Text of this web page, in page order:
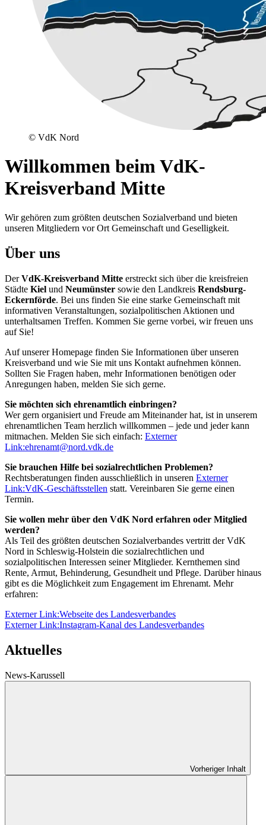
© VdK Nord
Willkommen beim VdK-
Kreisverband Mitte
Wir gehören zum größten deutschen Sozialverband und bieten
unseren Mitgliedern vor Ort Gemeinschaft und Geselligkeit.
Über uns
DerVdK-Kreisverband Mitte erstreckt sich über die kreisfreien
Städte Kiel und Neumünster sowie den Landkreis Rendsburg-
Eckernförde. Bei uns finden Sie eine starke Gemeinschaft mit
informativen Veranstaltungen, sozialpolitischen Aktionen und
unterhaltsamen Treffen. Kommen Sie gerne vorbei, wir freuen uns
auf Sie!
Auf unserer Homepage finden Sie Informationen über unseren
Kreisverband und wie Sie mit uns Kontakt aufnehmen können.
Sollten Sie Fragen haben, mehr Informationen benötigen oder
Anregungen haben, melden Sie sich gerne.
Sie möchten sich ehrenamtlich einbringen?
Wer gern organisiert und Freude am Miteinander hat, ist in unserem
ehrenamtlichen Team herzlich willkommen – jede und jeder kann
mitmachen. Melden Sie sich einfach: Externer
Link:ehrenamt@nord.vdk.de
Sie brauchen Hilfe bei sozialrechtlichen Problemen?
Rechtsberatungen finden ausschließlich in unseren Externer
Link:VdK-Geschäftsstellen statt. Vereinbaren Sie gerne einen
Termin.
Sie wollen mehr über den VdK Nord erfahren oder Mitglied
werden?
Als Teil des größten deutschen Sozialverbandes vertritt der VdK
Nord in Schleswig-Holstein die sozialrechtlichen und
sozialpolitischen Interessen seiner Mitglieder. Kernthemen sind
Rente, Armut, Behinderung, Gesundheit und Pflege. Darüber hinaus
gibt es die Möglichkeit zum Engagement im Ehrenamt. Mehr
erfahren:
Externer Link:Webseite des Landesverbandes
Externer Link:Instagram-Kanal des Landesverbandes
Aktuelles
News-Karussell
Vorheriger Inhalt